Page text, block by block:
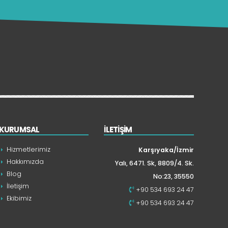
KURUMSAL
Hizmetlerimiz
Hakkımızda
Blog
İletişim
Ekibimiz
İLETİŞİM
Karşıyaka/İzmir
Yalı, 6471. Sk, 8809/4. Sk.
No:23, 35550
+90 534 693 24 47
+90 534 693 24 47